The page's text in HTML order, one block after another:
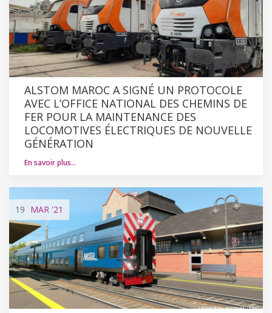
ALSTOM MAROC A SIGNÉ UN PROTOCOLE
AVEC L’OFFICE NATIONAL DES CHEMINS DE
FER POUR LA MAINTENANCE DES
LOCOMOTIVES ÉLECTRIQUES DE NOUVELLE
GÉNÉRATION
En savoir plus…
19 MAR '21